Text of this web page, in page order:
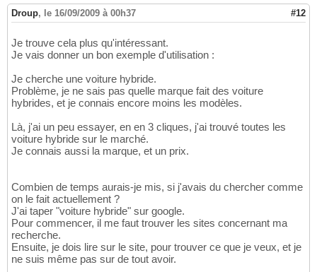
Droup, le 16/09/2009 à 00h37 #12
Je trouve cela plus qu'intéressant.
Je vais donner un bon exemple d'utilisation :
Je cherche une voiture hybride.
Problème, je ne sais pas quelle marque fait des voiture
hybrides, et je connais encore moins les modèles.
Là, j'ai un peu essayer, en en 3 cliques, j'ai trouvé toutes les
voiture hybride sur le marché.
Je connais aussi la marque, et un prix.
Combien de temps aurais-je mis, si j'avais du chercher comme
on le fait actuellement ?
J'ai taper "voiture hybride" sur google.
Pour commencer, il me faut trouver les sites concernant ma
recherche.
Ensuite, je dois lire sur le site, pour trouver ce que je veux, et je
ne suis même pas sur de tout avoir.